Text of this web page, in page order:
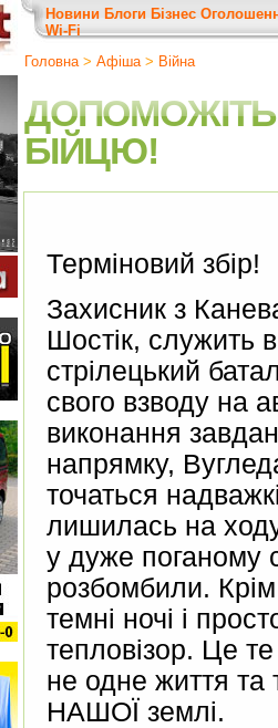
Новини Блоги Бізнес
Wi-Fi
Головна> Афіша> Війна
БІЙЦЮ!
Терміновий збір!
Захисник з
Шостік, служить
стрілецький
свого взводу на
виконання
напрямку,
точаться
лишилась на
у дуже поганому
розбомбили.
темні ночі і
тепловізор. Це
не одне життя та
НАШОЇ землі.